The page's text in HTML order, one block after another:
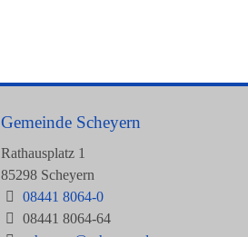
Gemeinde Scheyern
Rathausplatz 1
85298 Scheyern
08441 8064-0
08441 8064-64